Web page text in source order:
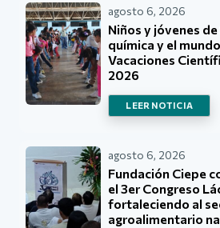
agosto 6, 2026
Niños y jóvenes
química y el
Vacaciones
2026
LEER NOTICIA
agosto 6, 2026
Fundación Ciepe
el 3er Congreso
fortaleciendo al
agroalimentario